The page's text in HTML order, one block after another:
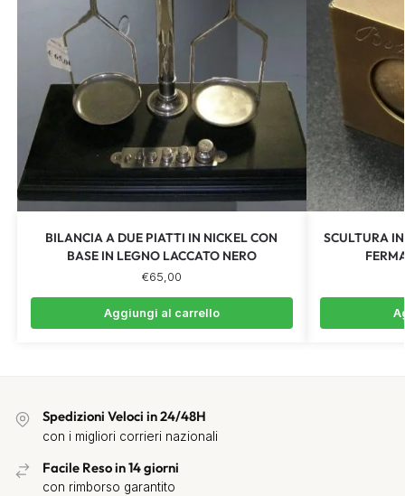
BILANCIA A DUE PIATTI IN NICKEL CON
BASE IN LEGNO LACCATO NERO
€65,00
Aggiungi al carrello
SCULTURA
Spedizioni Veloci in 24/48H
con i migliori corrieri nazionali
Facile Reso in 14 giorni
con rimborso garantito